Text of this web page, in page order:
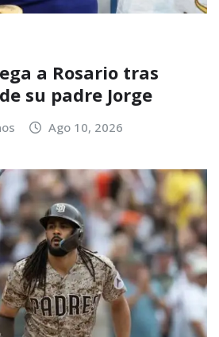
a Rosario tras
su padre Jorge
Ago 10, 2026